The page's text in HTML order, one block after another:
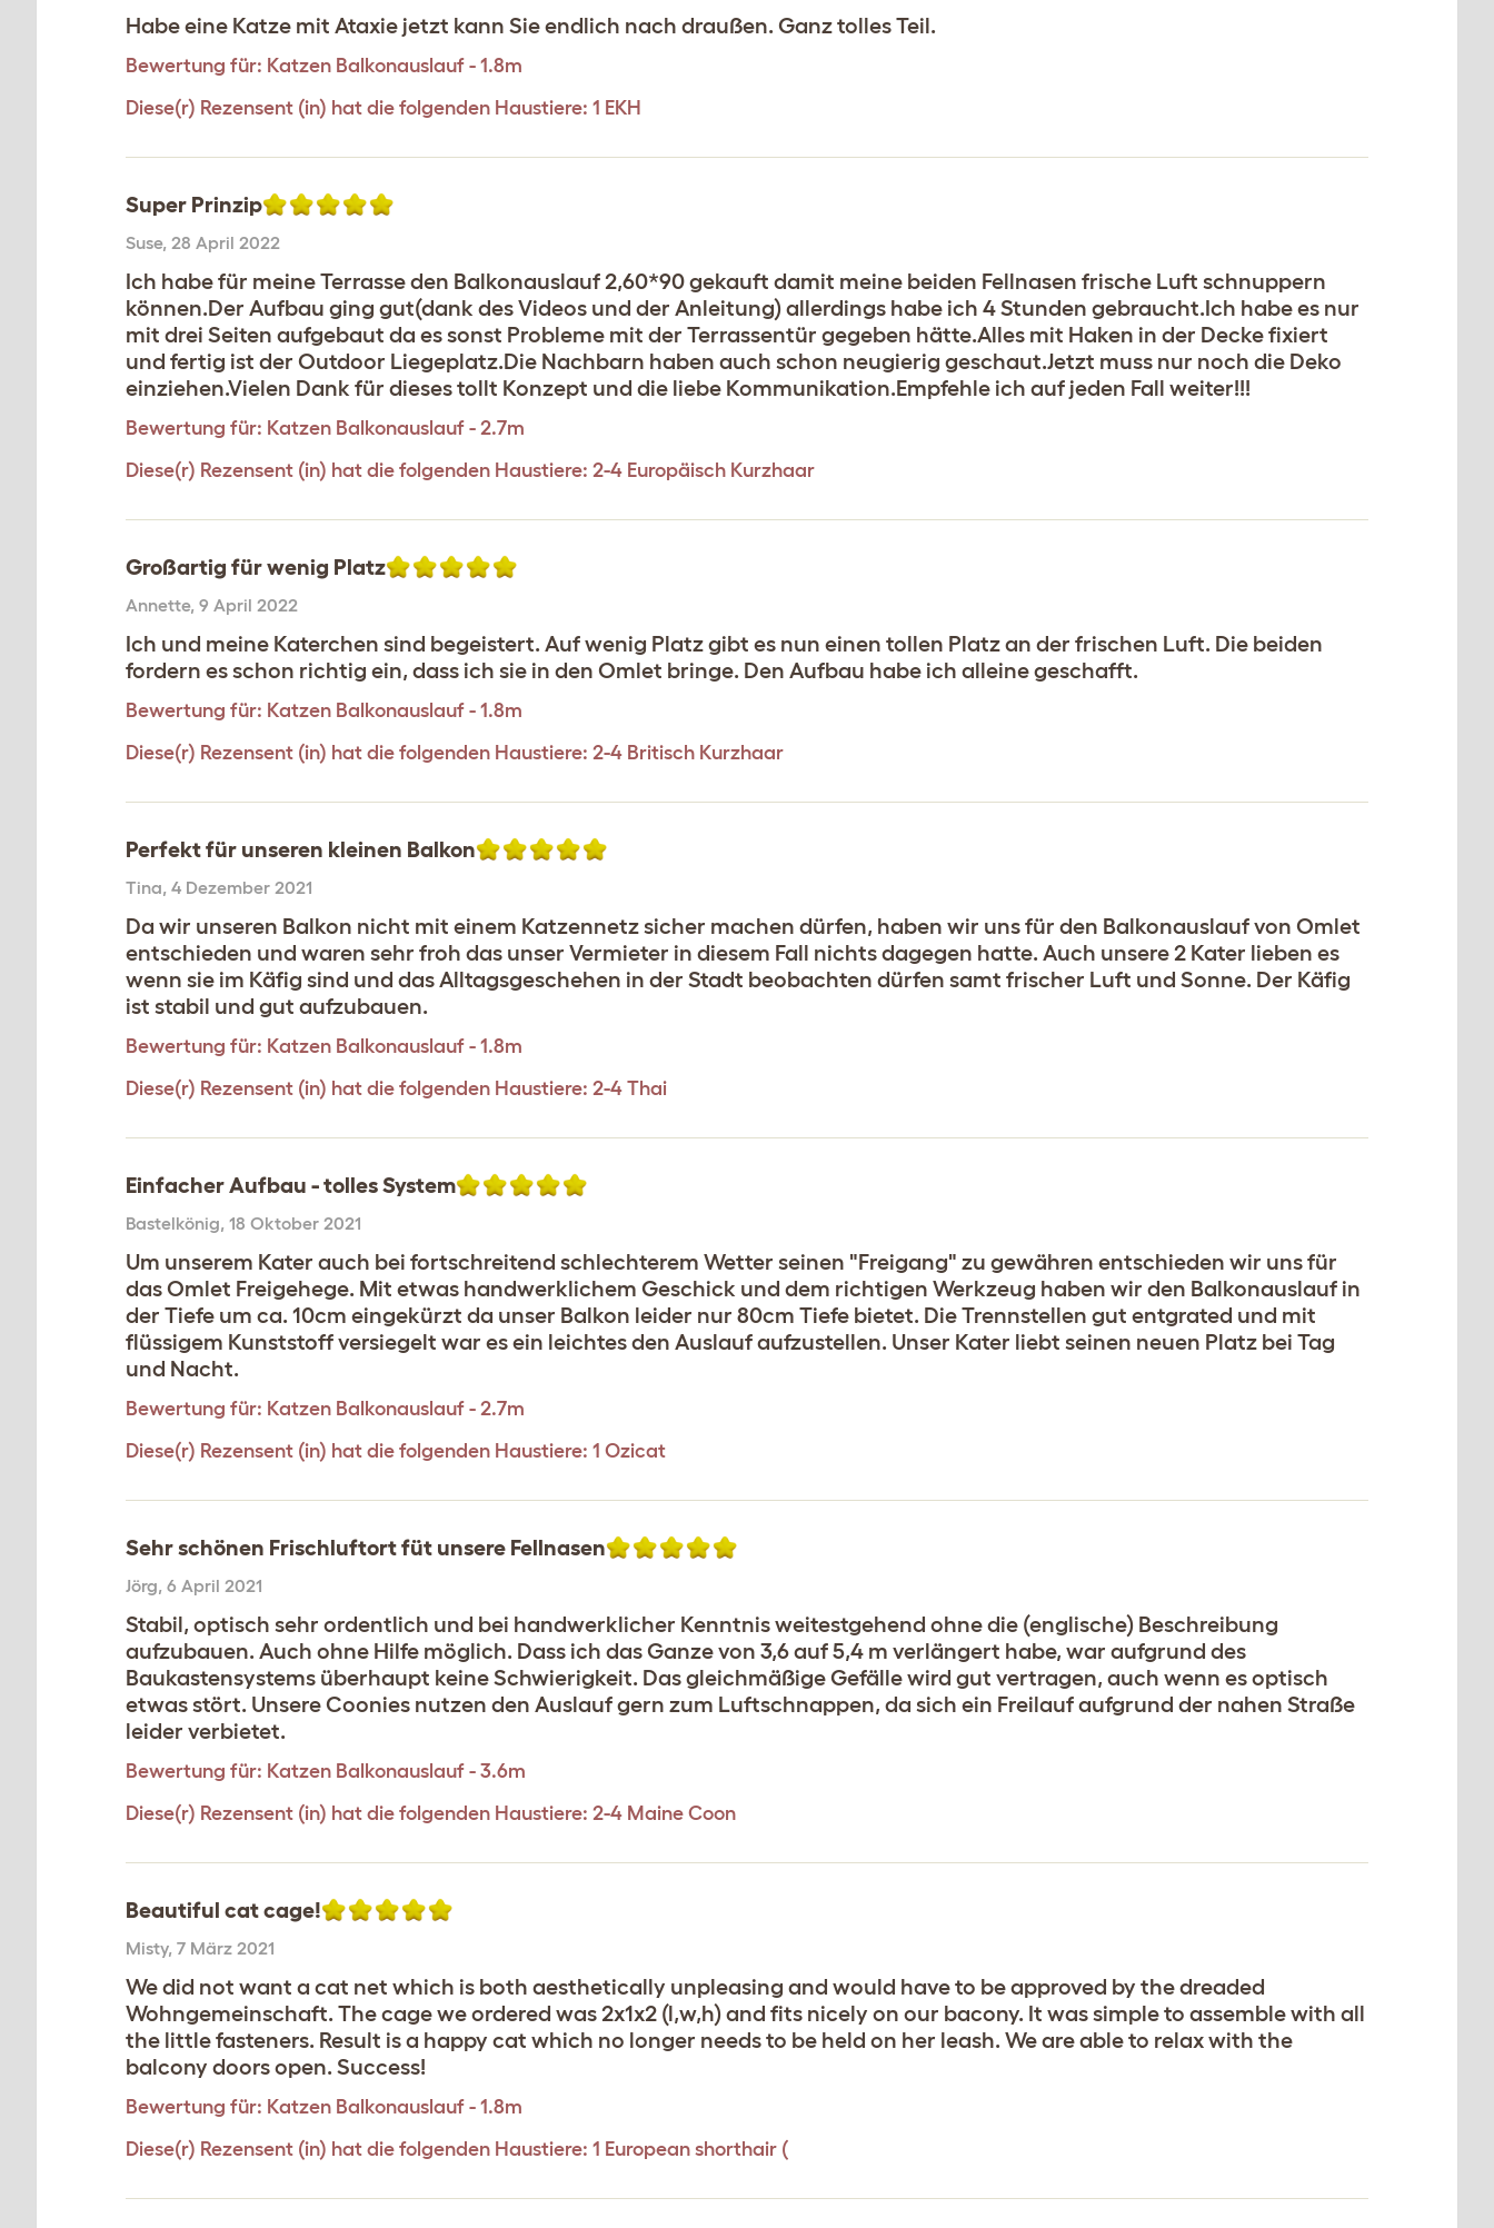
Habe eine Katze mit Ataxie jetzt kann Sie endlich nach draußen. Ganz tolles Teil.
Bewertung für: Katzen Balkonauslauf - 1.8m
Diese(r) Rezensent (in) hat die folgenden Haustiere: 1 EKH
Super Prinzip
Suse, 28 April 2022
Ich habe für meine Terrasse den Balkonauslauf 2,60*90 gekauft damit meine beiden Fellnasen frische Luft schnuppern
können.Der Aufbau ging gut(dank des Videos und der Anleitung) allerdings habe ich 4 Stunden gebraucht.Ich habe es nur
mit drei Seiten aufgebaut da es sonst Probleme mit der Terrassentür gegeben hätte.Alles mit Haken in der Decke fixiert
und fertig ist der Outdoor Liegeplatz.Die Nachbarn haben auch schon neugierig geschaut.Jetzt muss nur noch die Deko
einziehen.Vielen Dank für dieses tollt Konzept und die liebe Kommunikation.Empfehle ich auf jeden Fall weiter!!!
Bewertung für: Katzen Balkonauslauf - 2.7m
Diese(r) Rezensent (in) hat die folgenden Haustiere: 2-4 Europäisch Kurzhaar
Großartig für wenig Platz
Annette, 9 April 2022
Ich und meine Katerchen sind begeistert. Auf wenig Platz gibt es nun einen tollen Platz an der frischen Luft. Die beiden
fordern es schon richtig ein, dass ich sie in den Omlet bringe. Den Aufbau habe ich alleine geschafft.
Bewertung für: Katzen Balkonauslauf - 1.8m
Diese(r) Rezensent (in) hat die folgenden Haustiere: 2-4 Britisch Kurzhaar
Perfekt für unseren kleinen Balkon
Tina, 4 Dezember 2021
Da wir unseren Balkon nicht mit einem Katzennetz sicher machen dürfen, haben wir uns für den Balkonauslauf von Omlet
entschieden und waren sehr froh das unser Vermieter in diesem Fall nichts dagegen hatte. Auch unsere 2 Kater lieben es
wenn sie im Käfig sind und das Alltagsgeschehen in der Stadt beobachten dürfen samt frischer Luft und Sonne. Der Käfig
ist stabil und gut aufzubauen.
Bewertung für: Katzen Balkonauslauf - 1.8m
Diese(r) Rezensent (in) hat die folgenden Haustiere: 2-4 Thai
Einfacher Aufbau - tolles System
Bastelkönig, 18 Oktober 2021
Um unserem Kater auch bei fortschreitend schlechterem Wetter seinen "Freigang" zu gewähren entschieden wir uns für
das Omlet Freigehege. Mit etwas handwerklichem Geschick und dem richtigen Werkzeug haben wir den Balkonauslauf in
der Tiefe um ca. 10cm eingekürzt da unser Balkon leider nur 80cm Tiefe bietet. Die Trennstellen gut entgrated und mit
flüssigem Kunststoff versiegelt war es ein leichtes den Auslauf aufzustellen. Unser Kater liebt seinen neuen Platz bei Tag
und Nacht.
Bewertung für: Katzen Balkonauslauf - 2.7m
Diese(r) Rezensent (in) hat die folgenden Haustiere: 1 Ozicat
Sehr schönen Frischluftort füt unsere Fellnasen
Jörg, 6 April 2021
Stabil, optisch sehr ordentlich und bei handwerklicher Kenntnis weitestgehend ohne die (englische) Beschreibung
aufzubauen. Auch ohne Hilfe möglich. Dass ich das Ganze von 3,6 auf 5,4 m verlängert habe, war aufgrund des
Baukastensystems überhaupt keine Schwierigkeit. Das gleichmäßige Gefälle wird gut vertragen, auch wenn es optisch
etwas stört. Unsere Coonies nutzen den Auslauf gern zum Luftschnappen, da sich ein Freilauf aufgrund der nahen Straße
leider verbietet.
Bewertung für: Katzen Balkonauslauf - 3.6m
Diese(r) Rezensent (in) hat die folgenden Haustiere: 2-4 Maine Coon
Beautiful cat cage!
Misty, 7 März 2021
We did not want a cat net which is both aesthetically unpleasing and would have to be approved by the dreaded
Wohngemeinschaft. The cage we ordered was 2x1x2 (l,w,h) and fits nicely on our bacony. It was simple to assemble with all
the little fasteners. Result is a happy cat which no longer needs to be held on her leash. We are able to relax with the
balcony doors open. Success!
Bewertung für: Katzen Balkonauslauf - 1.8m
Diese(r) Rezensent (in) hat die folgenden Haustiere: 1 European shorthair (